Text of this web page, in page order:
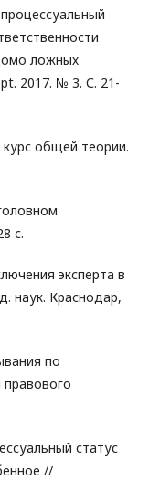
ложных
2017. № 3. С. 21-
курс общей теории.
с.
эксперта в
наук. Краснодар,
по
статус
//